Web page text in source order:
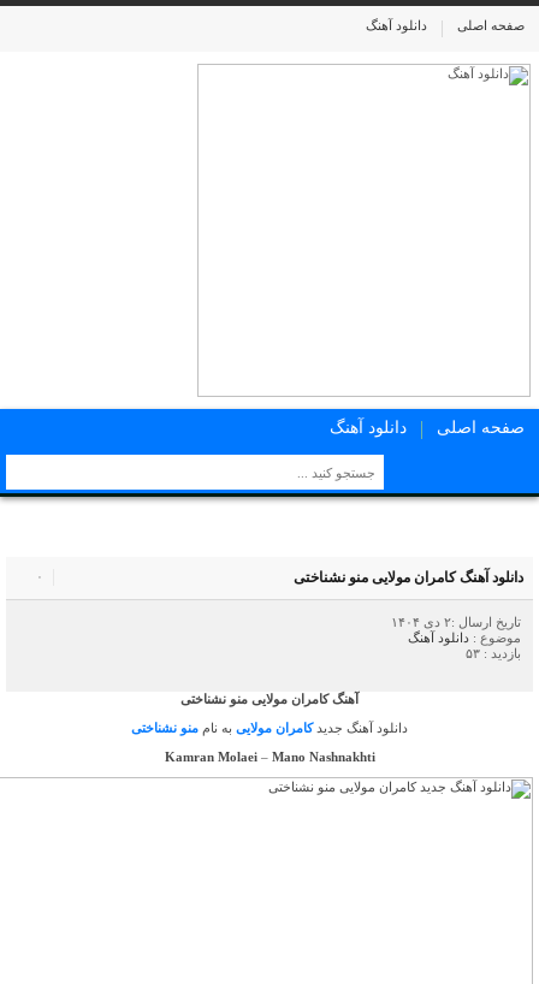
صفحه اصلی دانلود آهنگ
صفحه اصلی دانلود آهنگ
۰ دانلود آهنگ کامران مولایی منو نشناختی
تاریخ ارسال :۲ دی ۱۴۰۴
موضوع : دانلود آهنگ
بازدید : ۵۳
آهنگ کامران مولایی منو نشناختی
دانلود آهنگ جدید کامران مولایی به نام منو نشناختی
Kamran Molaei– Mano Nashnakhti